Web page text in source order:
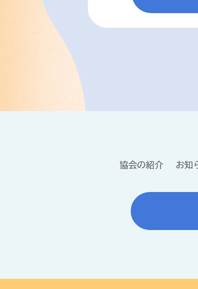
協会の紹介 お知